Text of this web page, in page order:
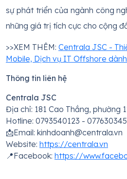
sự phát triển của ngành công
những giá trị tích cực cho cộng
>>XEM THÊM: Centrala JSC -
Mobile, Dịch vụ IT Offshore
Thông tin liên hệ
Centrala JSC
Địa chỉ: 181 Cao Thắng, phường
Hotline: 0793540123 -
📩Email: kinhdoanh@centrala.vn
Website: https://centrala.vn
📍Facebook: https://